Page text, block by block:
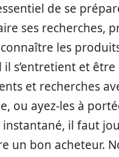
de se
ses recherches,
les
s’entretient et
et recherches
ou ayez-les à
instantané, il faut
un bon acheteur.